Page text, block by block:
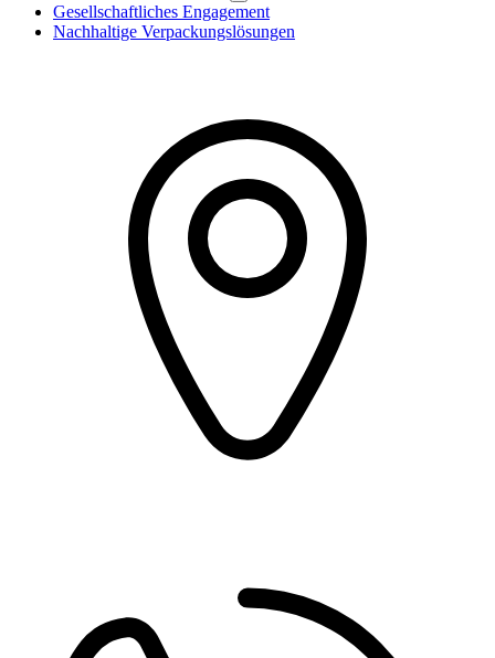
Gesellschaftliches Engagement
Nachhaltige Verpackungslösungen